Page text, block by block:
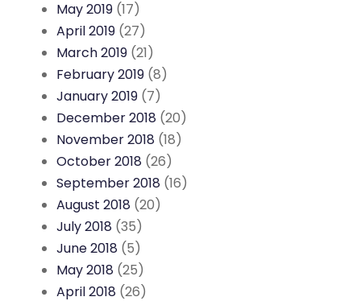
May 2019 (17)
April 2019 (27)
March 2019 (21)
February 2019 (8)
January 2019 (7)
December 2018 (20)
November 2018 (18)
October 2018 (26)
September 2018 (16)
August 2018 (20)
July 2018 (35)
June 2018 (5)
May 2018 (25)
April 2018 (26)